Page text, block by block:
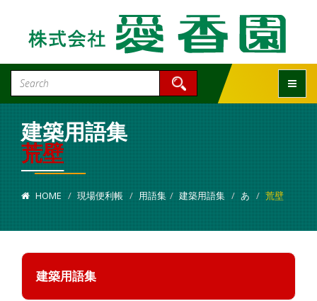
建築用語集
荒壁
HOME 現場便利帳 用語集 建築用語集 あ 荒壁
建築用語集